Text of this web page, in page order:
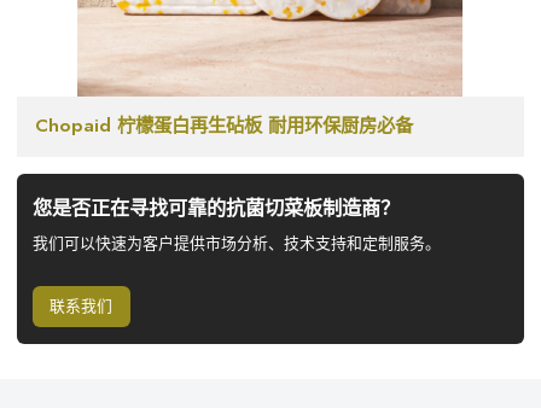
Chopaid 柠檬蛋白再生砧板 耐用环保厨房必备
您是否正在寻找可靠的抗菌切菜板制造商？
我们可以快速为客户提供市场分析、技术支持和定制服务。
联系我们